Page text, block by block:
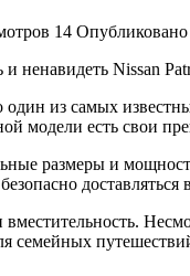
14 Опубликовано
один из самых
модели есть свои
размеры и
семейных